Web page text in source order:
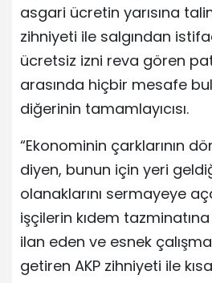
asgari ücretin yarısına
zihniyeti ile salgından
ücretsiz izni reva gören
arasında hiçbir mesafe
diğerinin tamamlayıcısı.
“Ekonominin çarklarının
diyen, bunun için yeri
olanaklarını sermayeye
işçilerin kıdem
ilan eden ve esnek
getiren AKP zihniyeti ile